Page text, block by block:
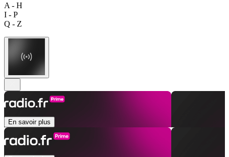
A - H
I - P
Q - Z
En savoir plus